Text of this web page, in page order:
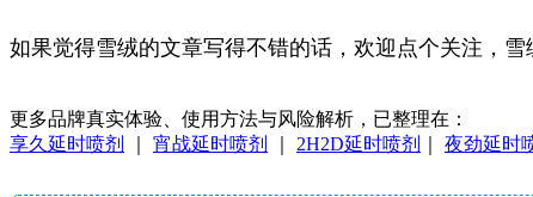
如果觉得雪绒的文章写得不错的话，欢迎点个关注，
更多品牌真实体验、使用方法与风险解析，已整理在：
享久延时喷剂
宵战延时喷剂 2H2D延时喷剂 夜劲延时